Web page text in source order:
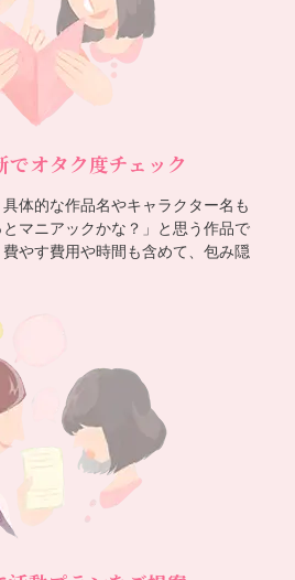
でオタク度チェック
体的な作品名やキャラクター名も
マニアックかな？」と思う作品で
やす費用や時間も含めて、包み隠